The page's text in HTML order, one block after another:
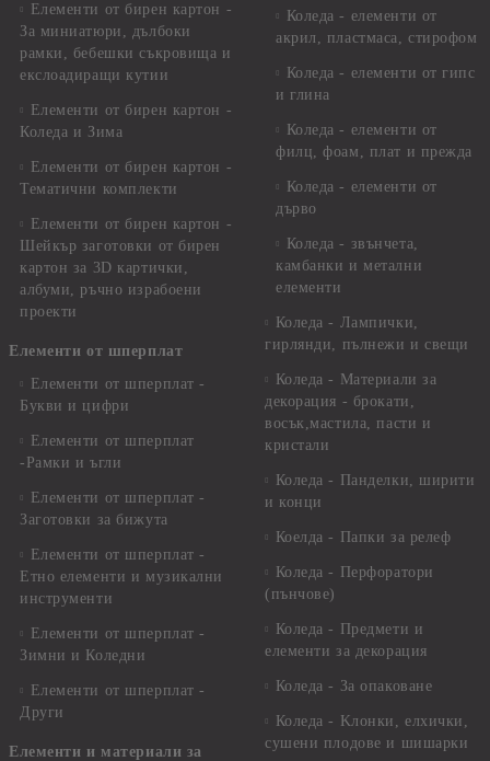
Елементи от бирен картон -
За миниатюри, дълбоки
рамки, бебешки съкровища и
екслоадиращи кутии
Елементи от бирен картон -
Коледа и Зима
Елементи от бирен картон -
Тематични комплекти
Елементи от бирен картон -
Шейкър заготовки от бирен
картон за 3D картички,
албуми, ръчно израбоени
проекти
Елементи от шперплат
Елементи от шперплат -
Букви и цифри
Елементи от шперплат
-Рамки и ъгли
Елементи от шперплат -
Заготовки за бижута
Елементи от шперплат -
Етно елементи и музикални
инструменти
Елементи от шперплат -
Зимни и Коледни
Елементи от шперплат -
Други
Елементи и материали за
Коледа - елементи от
акрил, пластмаса, стирофом
Коледа - елементи от гипс
и глина
Коледа - елементи от
филц, фоам, плат и прежда
Коледа - елементи от
дърво
Коледа - звънчета,
камбанки и метални
елементи
Коледа - Лампички,
гирлянди, пълнежи и свещи
Коледа - Материали за
декорация - брокати,
восък,мастила, пасти и
кристали
Коледа - Панделки, ширити
и конци
Коелда - Папки за релеф
Коледа - Перфоратори
(пънчове)
Коледа - Предмети и
елементи за декорация
Коледа - За опаковане
Коледа - Kлонки, елхички,
сушени плодове и шишарки